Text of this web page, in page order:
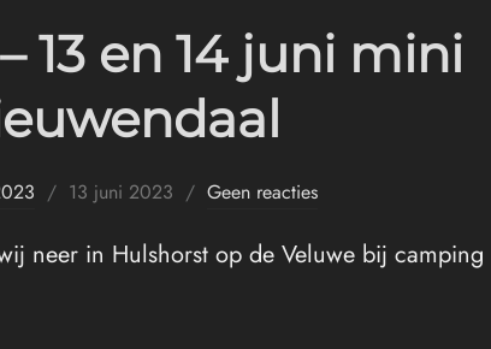
13 en 14 juni mini
Geplaatst
13 juni 2023 Geen reacties
neer in Hulshorst op de Veluwe bij camping